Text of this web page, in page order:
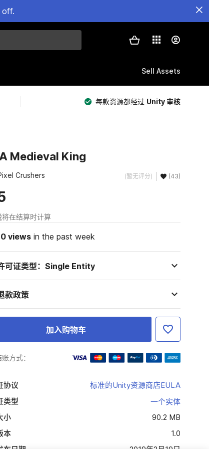
off.
Sell Assets
每款资源都经过 Unity 审核
Medieval King
Crushers (暂无评分) (43)
将在结算时计算
viewsin the past week
可证类型：Single Entity
款政策
加入购物车
方式：
协议
标准的Unity资源商店EULA
类型
一个实体
小
90.2 MB
本
1.0